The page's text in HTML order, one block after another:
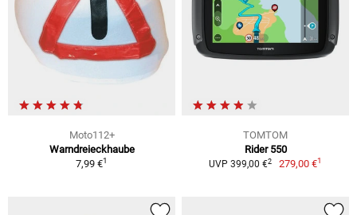
Moto112+
Warndreieckhaube
7,99 €1
TOMTOM
Rider 550
UVP 399,00 €2 279,00 €1